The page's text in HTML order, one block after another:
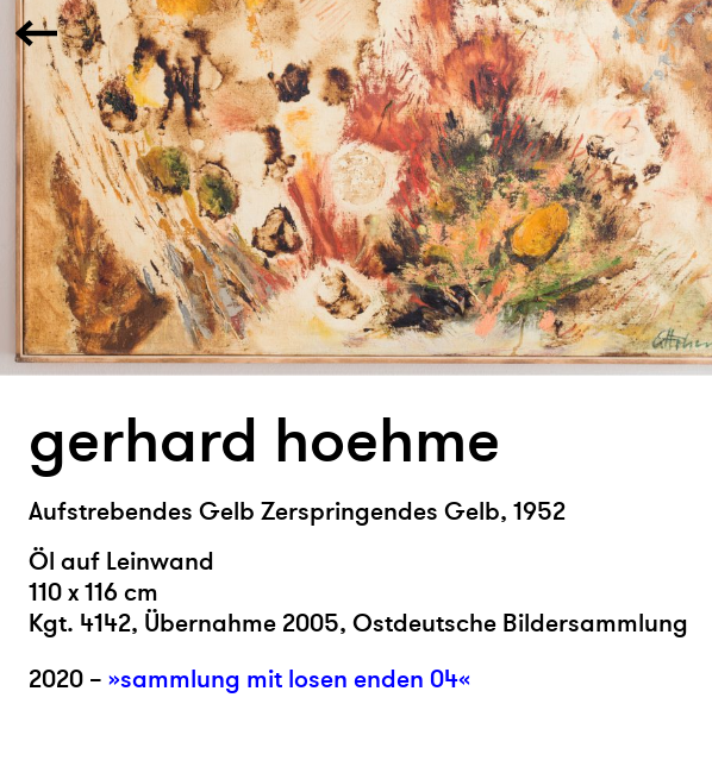
gerhard hoehme
Aufstrebendes Gelb Zerspringendes Gelb, 1952
Öl auf Leinwand
110 x 116 cm
Kgt. 4142, Übernahme 2005, Ostdeutsche Bildersammlung
2020 – »sammlung mit losen enden 04«